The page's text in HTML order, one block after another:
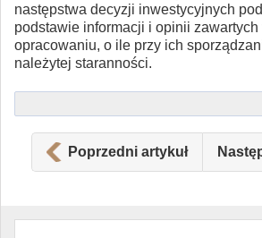
następstwa decyzji inwestycyjnych
podstawie informacji i opinii
opracowaniu, o ile przy ich
należytej staranności.
Poprzedni artykuł